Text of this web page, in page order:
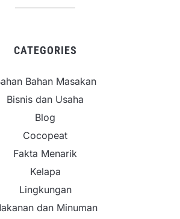
CATEGORIES
Bahan Masakan
Bisnis dan Usaha
Blog
Cocopeat
Fakta Menarik
Kelapa
Lingkungan
dan Minuman